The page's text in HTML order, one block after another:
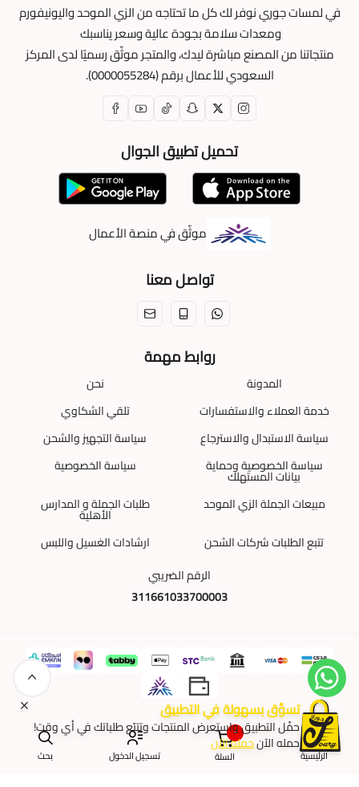
في لمسات جوري نوفر لك كل ما تحتاجه من الزي الموحد واليونيفورم
ومعدات سلامة بجودة عالية وسعر يناسبك
منتجاتنا من المصنع مباشرة ليدك، والمتجر موثّق رسميًا لدى المركز
السعودي للأعمال برقم (0000055284).
تحميل تطبيق الجوال
موثّق في منصة الأعمال
تواصل معنا
روابط مهمة
المدونة
نحن
خدمة العملاء والاستفسارات
تلقي الشكاوي
سياسة الاستبدال والاسترجاع
سياسة التجهيز والشحن
سياسة الخصوصية وحماية
بيانات المستهلك
سياسة الخصوصية
مبيعات الجملة الزي الموحد
طلبات الجملة و المدارس
الأهلية
تتبع الطلبات شركات الشحن
ارشادات الغسيل واللبس
الرقم الضريبي
311661033700003
الحقوق محفوظة | 2026 لمسات جوري
الرئيسية
٠
السلة
تسجيل الدخول بحث
تسوَّق بسهولة في التطبيق
حمِّل التطبيق واستعرض المنتجات وتتبّع طلباتك في أي وقت!
حمله الآنحمله الآن